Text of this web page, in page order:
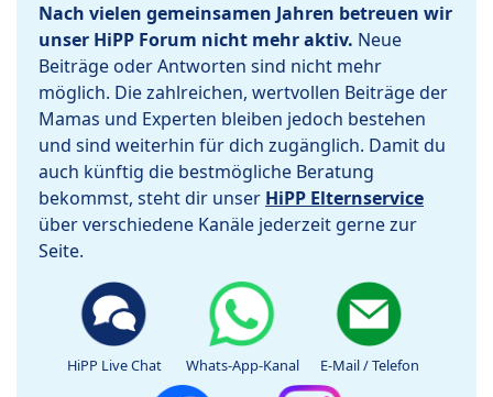
Nach vielen gemeinsamen Jahren betreuen wir
unser HiPP Forum nicht mehr aktiv. Neue
Beiträge oder Antworten sind nicht mehr
möglich. Die zahlreichen, wertvollen Beiträge der
Mamas und Experten bleiben jedoch bestehen
und sind weiterhin für dich zugänglich. Damit du
auch künftig die bestmögliche Beratung
bekommst, steht dir unser HiPP Elternservice
über verschiedene Kanäle jederzeit gerne zur
Seite.
HiPP Live Chat Whats-App-Kanal E-Mail / Telefon